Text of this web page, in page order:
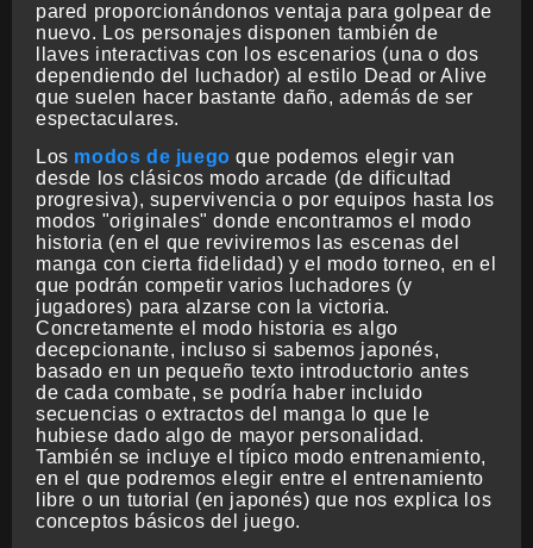
pared proporcionándonos ventaja para golpear de
nuevo. Los personajes disponen también de
llaves interactivas con los escenarios (una o dos
dependiendo del luchador) al estilo Dead or Alive
que suelen hacer bastante daño, además de ser
espectaculares.
Los modos de juego que podemos elegir van
desde los clásicos modo arcade (de dificultad
progresiva), supervivencia o por equipos hasta los
modos "originales" donde encontramos el modo
historia (en el que reviviremos las escenas del
manga con cierta fidelidad) y el modo torneo, en el
que podrán competir varios luchadores (y
jugadores) para alzarse con la victoria.
Concretamente el modo historia es algo
decepcionante, incluso si sabemos japonés,
basado en un pequeño texto introductorio antes
de cada combate, se podría haber incluido
secuencias o extractos del manga lo que le
hubiese dado algo de mayor personalidad.
También se incluye el típico modo entrenamiento,
en el que podremos elegir entre el entrenamiento
libre o un tutorial (en japonés) que nos explica los
conceptos básicos del juego.